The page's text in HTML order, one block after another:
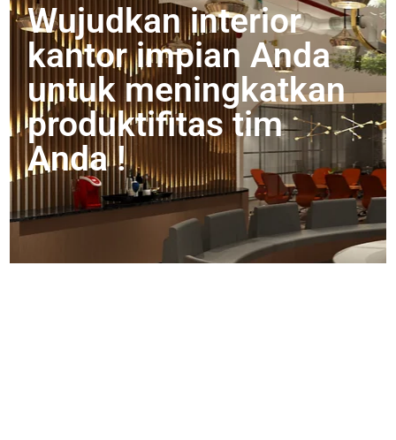
Wujudkan interior
kantor impian Anda
untuk meningkatkan
produktifitas tim
Anda !